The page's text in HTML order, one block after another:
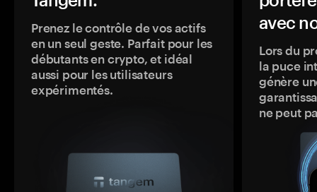
Prenez le contrôle de vos actifs
en un seul geste. Parfait pour les
débutants en crypto, et idéal
aussi pour les utilisateurs
expérimentés.
avec
Lors du
la puce
génère
ne peut